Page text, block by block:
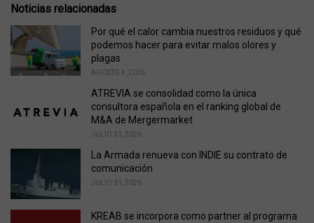
e
r
i
e
Noticias relacionadas
Por qué el calor cambia nuestros residuos y qué
podemos hacer para evitar malos olores y
plagas
AGOSTO 4, 2026
ATREVIA se consolidad como la única
consultora española en el ranking global de
M&A de Mergermarket
JULIO 31, 2026
La Armada renueva con INDIE su contrato de
comunicación
JULIO 31, 2026
KREAB se incorpora como partner al programa